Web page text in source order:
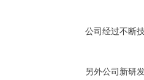
公司经过不断技
另外公司新研发